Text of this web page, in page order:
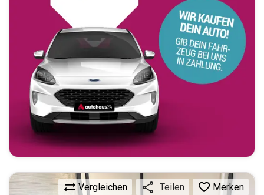
Vergleichen Teilen Merken